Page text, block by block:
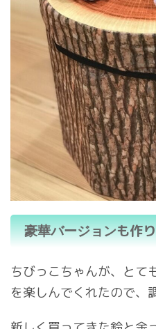
豪華バージョンも作
ちびっこちゃんが、とて
を楽しんでくれたので、